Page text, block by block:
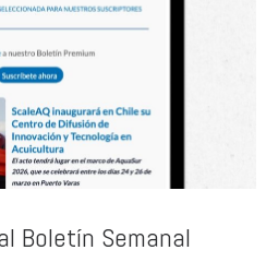
Boletín Semanal